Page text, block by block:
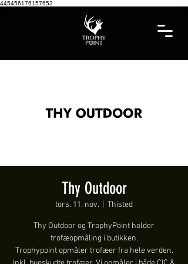
445456176157653
Thy Outdoor
tors. 11. nov. Thisted
Thy Outdoor og TrophyPoint holder
trofæopmåling i butikken.
Trophypoint opmåler trofæer fra hele verden.